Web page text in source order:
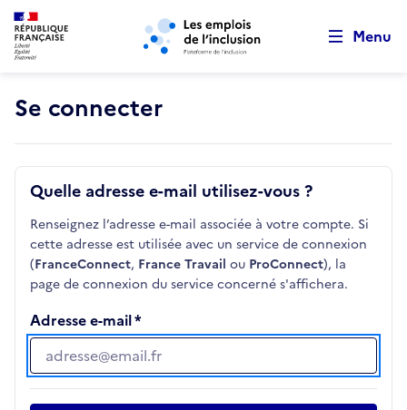
Aller au menu principal Aller au contenu principal
Menu
Se connecter
Quelle adresse e-mail utilisez-vous ?
Renseignez l’adresse e-mail associée à votre compte. Si
cette adresse est utilisée avec un service de connexion
(FranceConnect, France Travail ou ProConnect), la
page de connexion du service concerné s'affichera.
Adresse e-mail
Adresse e-mail
Retour au début de la page
Panneau de gestion des cookies